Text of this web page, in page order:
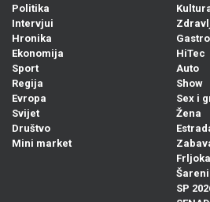
Politika
Intervjui
Hronika
Ekonomija
Sport
Regija
Evropa
Svijet
Društvo
Mini market
Gastro
HiTec
Auto
Show
Sex i
Žena
Frljoka
SP